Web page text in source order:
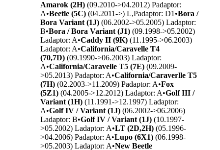
Amarok (2H) (09.2010->04.2012) Padaptor:
A•Beetle (5C) (04.2011->) L,Padaptor: D1 •Bora /
Bora Variant (1J) (06.2002->05.2005) Ladaptor:
B•Bora / Bora Variant (J1) (09.1998->05.2002)
Ladaptor: A•Caddy II (9K) (11.1995->06.2003)
Ladaptor: A•California/Caravelle T4
(70,7D) (09.1990->06.2003) Ladaptor:
A•California/Caravelle T5 (7E) (09.2009-
>05.2013) Padaptor: A•California/Caraverlle T5
(7H) (02.2003->11.2009) Padaptor: A•Fox
(5Z1) (04.2005->12.2012) Ladaptor: A•Golf III /
Variant (1H) (11.1991->12.1997) Ladaptor:
A•Golf IV / Variant (1J) (06.2002->06.2006)
Ladaptor: B•Golf IV / Variant (1J) (10.1997-
>05.2002) Ladaptor: A•LT (2D,2H) (05.1996-
>04.2006) Padaptor: A•Lupo (6X1) (06.1998-
>05.2003) Ladaptor: A•New Beetle